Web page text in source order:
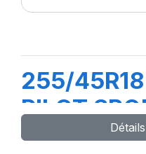
255/
PILOT